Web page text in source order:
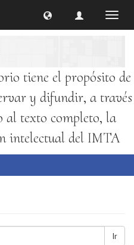
tiene el propósito de
y difundir, a través
al texto completo, la
intelectual del IMTA
Ir